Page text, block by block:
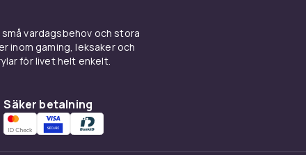
vardagsbehov och stora
inom gaming, leksaker och
för livet helt enkelt.
Säker betalning